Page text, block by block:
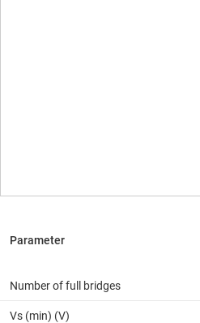
Number of full bridges
Vs (min) (V)